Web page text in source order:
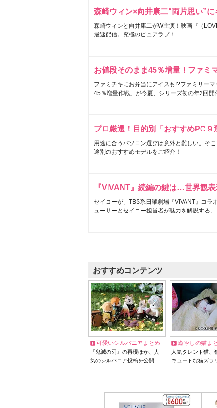
森崎ウィン×向井康二“両片思い”
森崎ウィンと向井康二がW主演！映画『（
最速配信。究極のピュアラブ！
お値段そのまま45％増量！ファミ
ファミチキにお弁当にアイスも!?ファミリー
45％増量作戦」が今夏、シリーズ初の年2回開
プロ厳選！目的別「おすすめPC９
用途に合うパソコン選びは意外と難しい。そ
途別のおすすめモデルをご紹介！
『VIVANT』続編の鍵は…世界観
セイコーが、TBS系日曜劇場『VIVANT』コラ
ューサーとセイコー担当者が魅力を解説する。
おすすめコンテンツ
可愛いシルバニアまとめ
『鬼滅の刃』の再現ほか、人
気のシルバニア投稿を公開
癒やしの猫ま
人気タレント猫
キュートな猫ズラ